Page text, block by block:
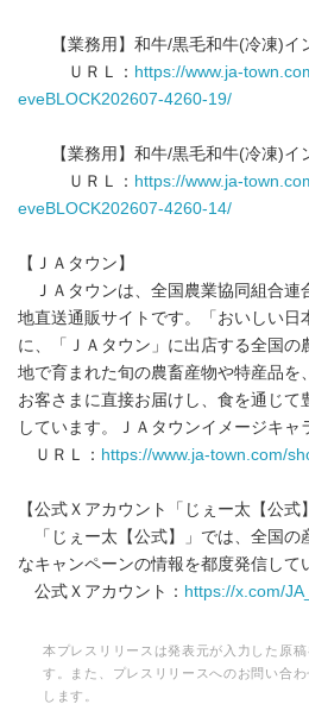
【業務用】和牛/黒毛和牛(冷凍)イ
ＵＲＬ： https://www.ja-
eveBLOCK202607-4260-19/
【業務用】和牛/黒毛和牛(冷凍)イ
ＵＲＬ： https://www.ja-
eveBLOCK202607-4260-14/
【ＪＡタウン】
ＪＡタウンは、全国農業協同組合連
地直送通販サイトです。「おいしい日
に、「ＪＡタウン」に出店する全国の
地で育まれた旬の農畜産物や特産品を
お客さまに直接お届けし、食を通じて
しています。ＪＡタウンイメージキャ
ＵＲＬ： https://www.ja-town.com/
【公式Ｘアカウント「じぇー太【公式
「じぇー太【公式】」では、全国の
なキャンペーンの情報を都度発信して
公式Ｘアカウント： https://x.com/
本プレスリリースは発表元が入力した原
す。また、プレスリリースへのお問い合
します。